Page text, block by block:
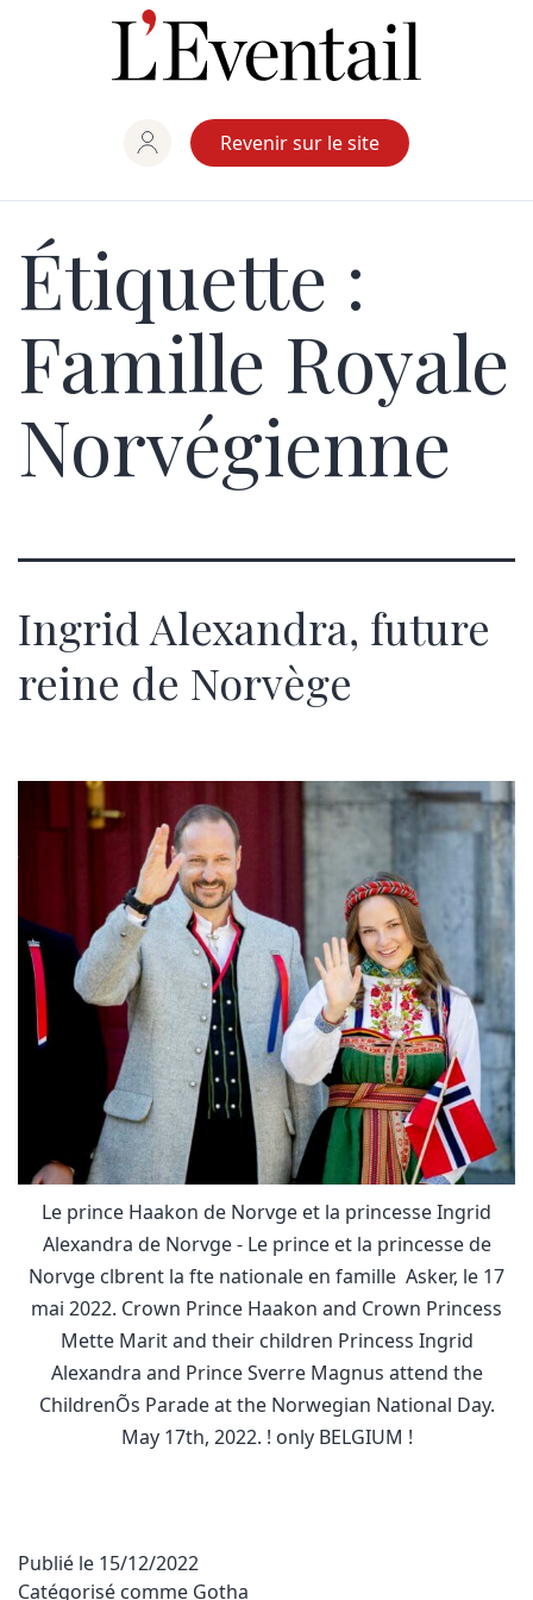
Revenir sur le site
Étiquette :
Famille Royale
Norvégienne
Ingrid Alexandra, future
reine de Norvège
Le prince Haakon de Norvge et la princesse Ingrid
Alexandra de Norvge - Le prince et la princesse de
Norvge clbrent la fte nationale en famille  Asker, le 17
mai 2022. Crown Prince Haakon and Crown Princess
Mette Marit and their children Princess Ingrid
Alexandra and Prince Sverre Magnus attend the
ChildrenÕs Parade at the Norwegian National Day.
May 17th, 2022. ! only BELGIUM !
Publié le 15/12/2022
Catégorisé comme Gotha